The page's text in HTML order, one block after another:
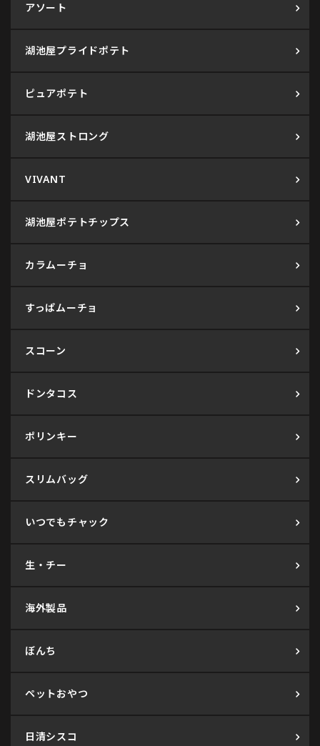
アソート
湖池屋プライドポテト
ピュアポテト
湖池屋ストロング
VIVANT
湖池屋ポテトチップス
カラムーチョ
すっぱムーチョ
スコーン
ドンタコス
ポリンキー
スリムバッグ
いつでもチャック
生・チー
海外製品
ぼんち
ペットおやつ
日清シスコ